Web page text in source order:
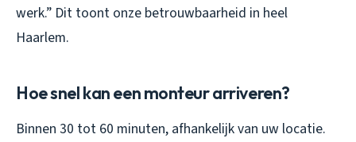
werk.” Dit toont onze betrouwbaarheid in heel
Haarlem.
Hoe snel kan een monteur arriveren?
Binnen 30 tot 60 minuten, afhankelijk van uw locatie.